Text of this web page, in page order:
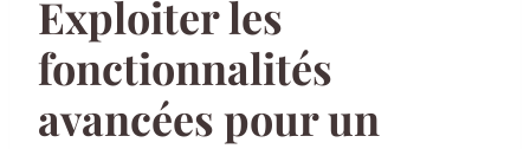
Exploiter les
fonctionnalités
avancées pour un